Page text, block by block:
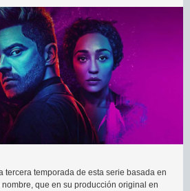
tercera temporada de esta serie basada en
que en su producción original en